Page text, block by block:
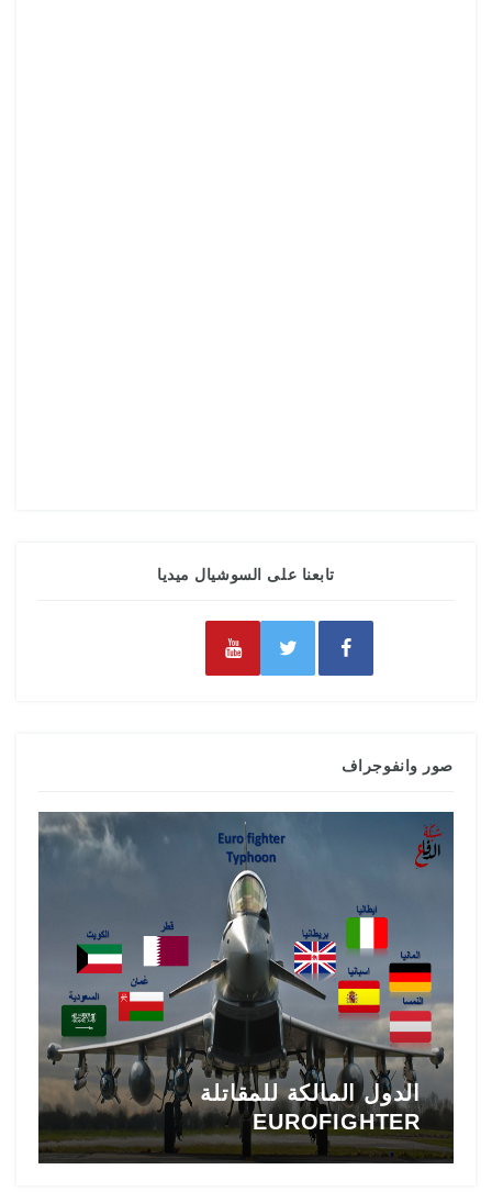
تابعنا على السوشيال ميديا
صور وانفوجراف
الدول المالكة للمقاتلة
EUROFIGHTER